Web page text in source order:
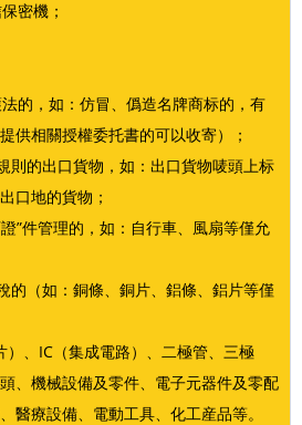
密機；
的，如：仿冒、僞造名牌商标的，有
供相關授權委托書的可以收寄）；
則的出口貨物，如：出口貨物唛頭上标
口地的貨物；
”件管理的，如：自行車、風扇等僅允
的（如：銅條、銅片、鋁條、鋁片等僅
）、IC（集成電路）、二極管、三極
、機械設備及零件、電子元器件及零配
醫療設備、電動工具、化工産品等。